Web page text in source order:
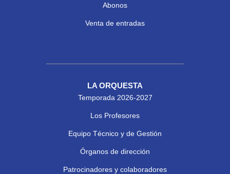
Abonos
Venta de entradas
LA ORQUESTA
Temporada 2026-2027
Los Profesores
Equipo Técnico y de Gestión
Órganos de dirección
Patrocinadores y colaboradores